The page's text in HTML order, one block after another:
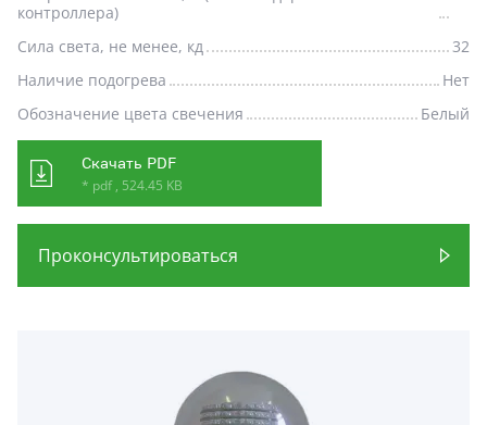
контроллера)
Сила света, не менее, кд
32
Наличие подогрева
Нет
Обозначение цвета свечения
Белый
Скачать PDF
* pdf , 524.45 KB
Проконсультироваться